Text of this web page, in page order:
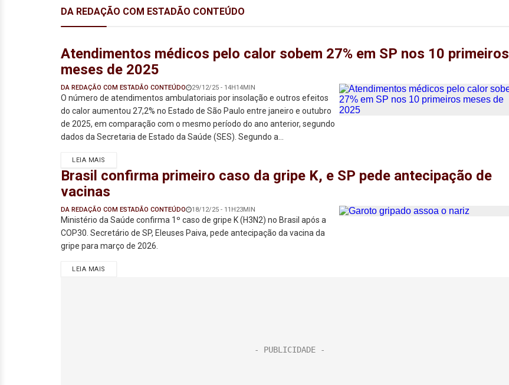
DA REDAÇÃO COM ESTADÃO CONTEÚDO
Atendimentos médicos pelo calor sobem 27% em SP nos 10 primeiros
meses de 2025
DA REDAÇÃO COM ESTADÃO CONTEÚDO 29/12/25 - 14H14MIN
O número de atendimentos ambulatoriais por insolação e outros efeitos
do calor aumentou 27,2% no Estado de São Paulo entre janeiro e outubro
de 2025, em comparação com o mesmo período do ano anterior, segundo
dados da Secretaria de Estado da Saúde (SES). Segundo a...
LEIA MAIS
Brasil confirma primeiro caso da gripe K, e SP pede antecipação de
vacinas
DA REDAÇÃO COM ESTADÃO CONTEÚDO 18/12/25 - 11H23MIN
Ministério da Saúde confirma 1º caso de gripe K (H3N2) no Brasil após a
COP30. Secretário de SP, Eleuses Paiva, pede antecipação da vacina da
gripe para março de 2026.
LEIA MAIS